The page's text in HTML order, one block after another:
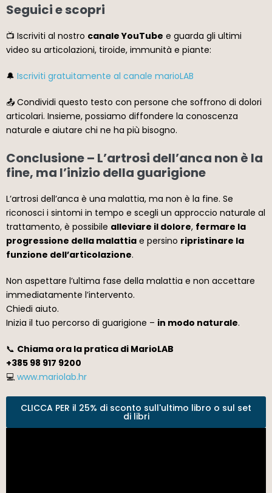
Seguici e scopri
📺 Iscriviti al nostro canale YouTube e guarda gli ultimi
video su articolazioni, tiroide, immunità e piante:
🔔 Iscriviti gratuitamente al canale marioLAB
📤 Condividi questo testo con persone che soffrono di dolori
articolari. Insieme, possiamo diffondere la conoscenza
naturale e aiutare chi ne ha più bisogno.
Conclusione – L’artrosi dell’anca non è la
fine, ma l’inizio della guarigione
L’artrosi dell’anca è una malattia, ma non è la fine. Se
riconosci i sintomi in tempo e scegli un approccio naturale al
trattamento, è possibile alleviare il dolore, fermare la
progressione della malattia e persino ripristinare la
funzione dell’articolazione.
Non aspettare l’ultima fase della malattia e non accettare
immediatamente l’intervento.
Chiedi aiuto.
Inizia il tuo percorso di guarigione – in modo naturale.
📞 Chiama ora la pratica di MarioLAB
+385 98 917 9200
💻 www.mariolab.hr
CLICCA PER il 25% di sconto sull'ultimo libro o sul set
di libri